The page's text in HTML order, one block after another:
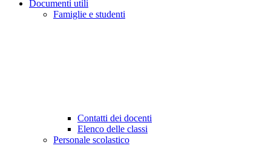
Documenti utili
Famiglie e studenti
Contatti dei docenti
Elenco delle classi
Personale scolastico